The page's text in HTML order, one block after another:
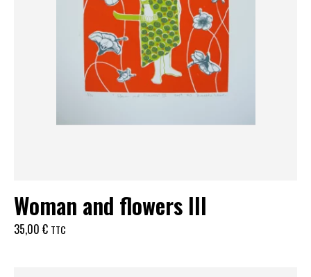
Woman and flowers III
35,00 € TTC